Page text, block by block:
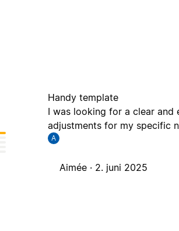
Handy template
I was looking for a clear and
adjustments for my specific
A
Aimée · 2. juni 2025